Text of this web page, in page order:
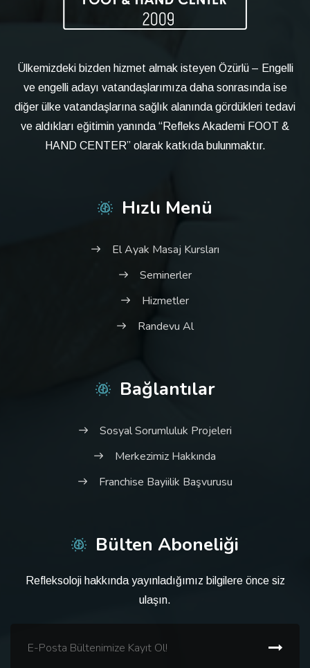
Ülkemizdeki bizden hizmet almak isteyen Özürlü – Engelli
ve engelli adayı vatandaşlarımıza daha sonrasında ise
diğer ülke vatandaşlarına sağlık alanında gördükleri tedavi
ve aldıkları eğitimin yanında “Refleks Akademi FOOT &
HAND CENTER” olarak katkıda bulunmaktır.
Hızlı Menü
El Ayak Masaj Kursları
Seminerler
Hizmetler
Randevu Al
Bağlantılar
Sosyal Sorumluluk Projeleri
Merkezimiz Hakkında
Franchise Bayiilik Başvurusu
Bülten Aboneliği
Refleksoloji hakkında yayınladığımız bilgilere önce siz
ulaşın.